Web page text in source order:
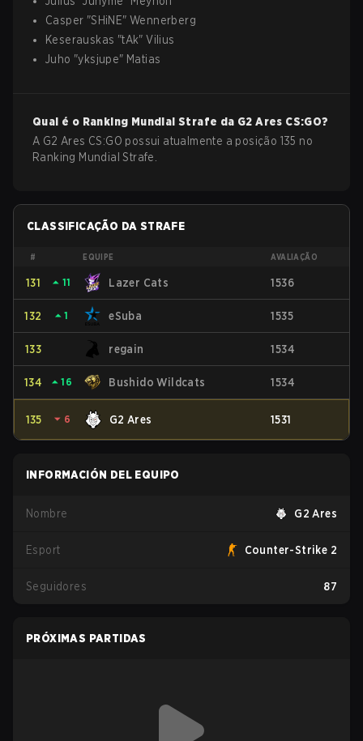
Casper "SHiNE"Wennerberg
Keserauskas "tAk"Vilius
Juho "yksjupe" Matias
Qual é o Ranking Mundial Strafe da G2 Ares CS:GO?
A G2 Ares CS:GO possui atualmente a posição 135 no
Ranking Mundial Strafe.
CLASSIFICAÇÃO DA STRAFE
# EQUIPE AVALIAÇÃO
131 ⏶ 11 Lazer Cats 1536
132 ⏶ 1 eSuba 1535
133 regain 1534
134 ⏶ 16 Bushido Wildcats 1534
135 ⏷ 6 G2 Ares 1531
INFORMACIÓN DEL EQUIPO
Nombre G2 Ares
Esport Counter-Strike 2
Seguidores 87
PRÓXIMAS PARTIDAS